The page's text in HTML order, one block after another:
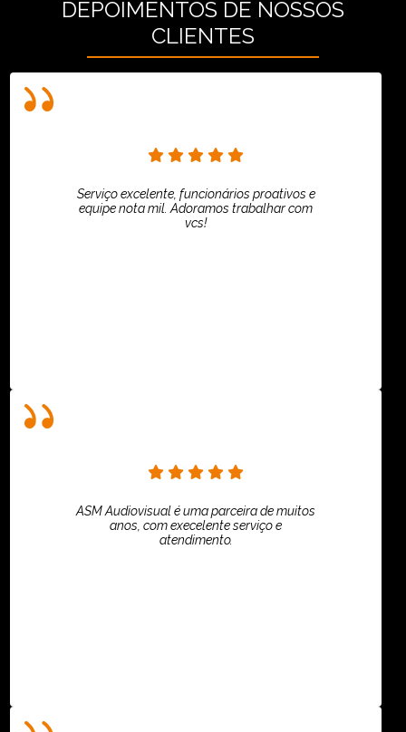
DEPOIMENTOS DE NOSSOS
CLIENTES
Serviço excelente, funcionários proativos e
equipe nota mil. Adoramos trabalhar com
vcs!
ASM Audiovisual é uma parceira de muitos
anos, com execelente serviço e
atendimento.